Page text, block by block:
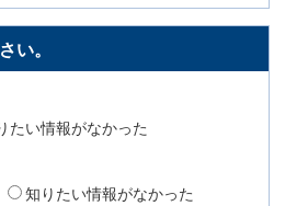
い。
たい情報がなかった
知りたい情報がなかった